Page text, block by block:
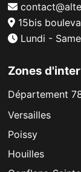
15bis
Lundi -
Zones
Département
Versailles
Poissy
Houilles